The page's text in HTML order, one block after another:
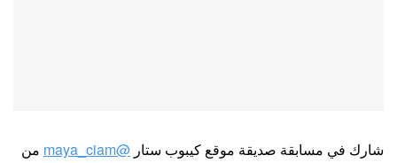
شارك في مسابقة صديقة موقع كيبوب ستار @maya_ciam
من